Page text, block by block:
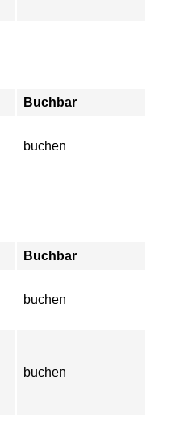
Buchbar
buchen
Buchbar
buchen
buchen